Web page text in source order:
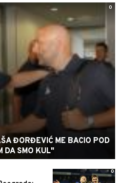
0
ĐORĐEVIĆ ME BACIO POD
DA SMO KUL"
0